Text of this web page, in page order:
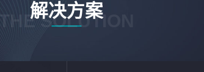
解决方案
THE SOLUTION